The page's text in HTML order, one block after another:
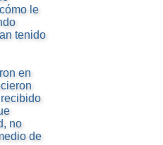
le
tenido
en
no
de